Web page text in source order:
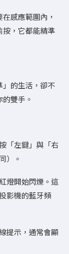
感應範圍內，
按，它都能精準
的生活，卻不
雙手。
「左鍵」與「右
）。
燈開始閃爍。這
影機的藍牙頻
提示，通常會顯